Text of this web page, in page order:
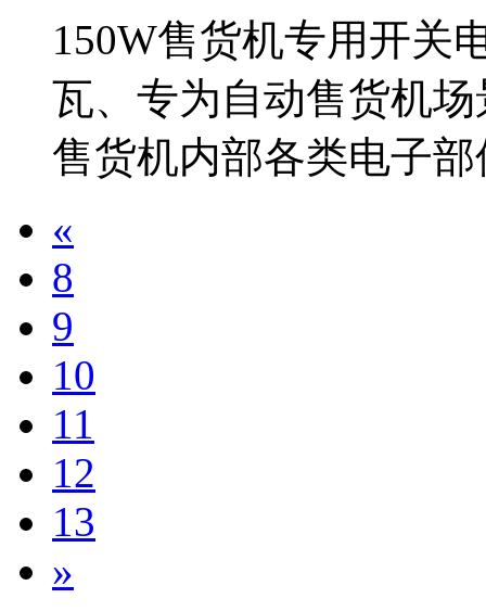
‌150W售货机专用开关
瓦、专为自动售货机
售货机内部各类电子
«
8
9
10
11
12
13
»